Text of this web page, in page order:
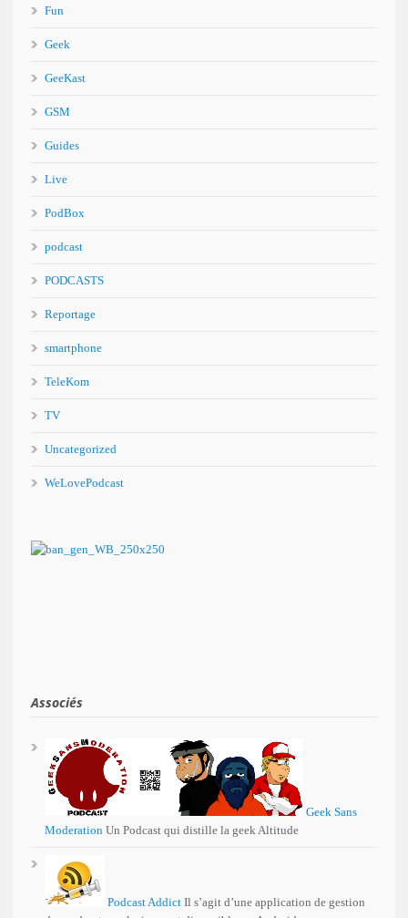
Fun
Geek
GeeKast
GSM
Guides
Live
PodBox
podcast
PODCASTS
Reportage
smartphone
TeleKom
TV
Uncategorized
WeLovePodcast
Associés
Geek Sans
Moderation Un Podcast qui distille la geek Altitude
Podcast Addict Il s’agit d’une application de gestion